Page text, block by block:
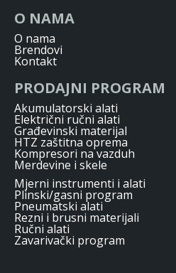
O NAMA
O nama
Brendovi
Kontakt
PRODAJNI PROGRAM
Akumulatorski alati
Električni ručni alati
Građevinski materijal
HTZ zaštitna oprema
Kompresori na vazduh
Merdevine i skele
Mjerni instrumenti i alati
Plinski/gasni program
Pneumatski alati
Rezni i brusni materijali
Ručni alati
Zavarivački program